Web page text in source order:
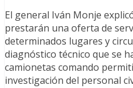
El general Iván Monje
prestarán una oferta de
determinados lugares y
diagnóstico técnico que se
camionetas comando
investigación del personal